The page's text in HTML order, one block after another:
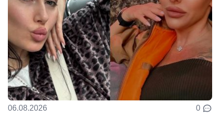
06.08.2026 0